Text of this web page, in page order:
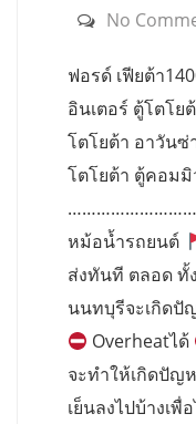
No
ฟอรด์ เฟียต้า
อินเตอร์ ตู้โตโย
โตโยต้า อาวันซ่
โตโยต้า ตู้คอมมิ
………………………
หม้อน้ำรถยนต์
ส่งทันที ตลอด ทั้
นนทบุรีจะเกิดปั
Overheatได้
จะทำให้เกิดปัญ
เย็นลงไปบ้างเ